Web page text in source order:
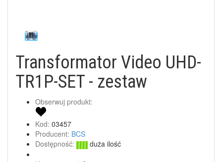
Transformator Video UHD-
TR1P-SET - zestaw
Obserwuj produkt:
Kod: 03457
Producent: BCS
Dostępność:
duża ilość